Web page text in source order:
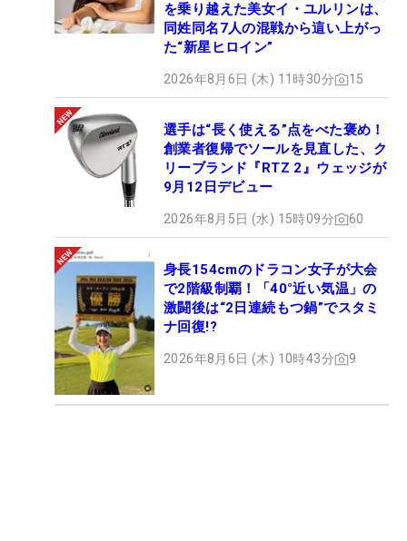
を乗り越えた美女イ・ユルリンは、
同姓同名7人の混戦から這い上がっ
た“新星ヒロイン”
2026年8月6日 (木) 11時30分 15
選手は“長く使える”点をべた褒め！
創業者復帰でソールを見直した、ク
リーブランド『RTZ 2』ウェッジが
9月12日デビュー
2026年8月5日 (水) 15時09分 60
身長154cmのドラコン女子が大会
で2階級制覇！「40°近い気温」の
激闘後は“2日連続もつ鍋”でスタミ
ナ回復!?
2026年8月6日 (木) 10時43分 9